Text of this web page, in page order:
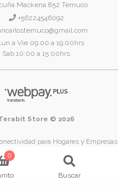
Mackena 852 Temuco
+56224546092
a Vie 09:00 a 19:00hrs
Sab 10:00 a 15:00hrs
Store © 2026
para Hogares y Empresas
- Región de La Araucanía - Chile
0
Buscar